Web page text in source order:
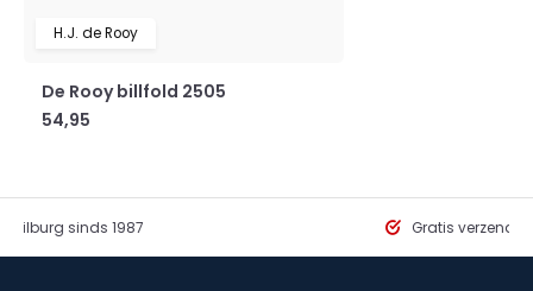
H.J. de Rooy
De Rooy billfold 2505
54,95
Tilburg sinds 1987 Gratis